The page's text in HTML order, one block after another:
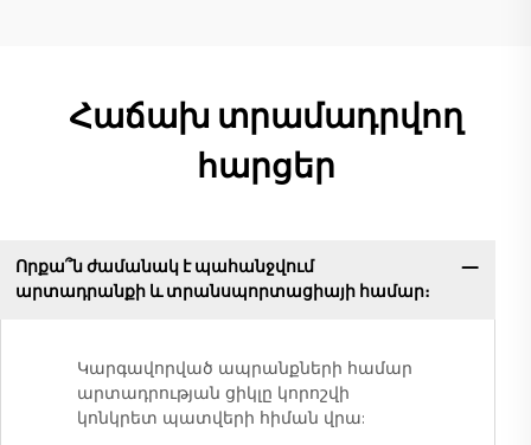
Հաճախ տրամադրվող
հարցեր
Որքա՞ն ժամանակ է պահանջվում
արտադրանքի և տրանսպորտացիայի համար։
Կարգավորված ապրանքների համար
արտադրության ցիկլը կորոշվի
կոնկրետ պատվերի հիման վրա: